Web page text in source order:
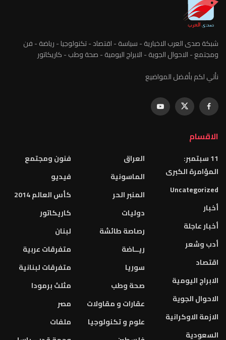
شبكة صدى العرب الاخبارية - سياسة - اقتصاد - تكنولوجيا - رياضة - فن
ومجتمع - الاحوال الجوية - الابراج اليومية - صحة وطب - كاريكاتور
نأتي لكم بأفضل المواضيع
الاقسام
11 سبتمبر:
المؤامرة الكبرى
Uncategorized
أخبار
أخبار عاجلة
أدب وشعر
اقتصاد
الابراج اليومية
الاحوال الجوية
الازمة الاوكرانية
السعودية
العراق
الماسونية
المنبر الحر
دوليات
رصاصة طائشة
ريــاضة
سوريا
صحة وطب
عقارات و مقاولات
علوم و تكنولوجيا
فنون ومجتمع
فيديو
كأس العالم 2014
كاريكاتور
لبنان
متفرقات عربية
متفرقات لبنانية
مثلث برمودا
مصر
ملفات